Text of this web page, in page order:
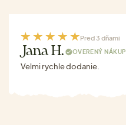
Pred 3 dňami
Jana H. OVERENÝ NÁKUP
Velmi rychle dodanie.